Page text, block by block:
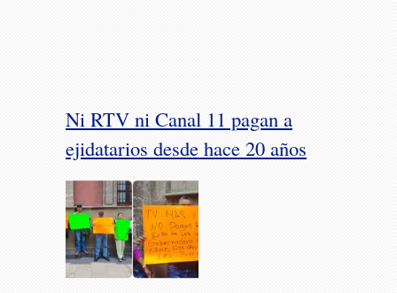
Ni RTV ni Canal 11 pagan a
ejidatarios desde hace 20 años